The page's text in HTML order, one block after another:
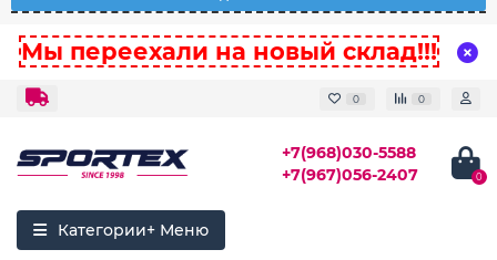
Мы переехали на новый склад!!!
0 0
+7(968)030-5588
+7(967)056-2407
0
Категории